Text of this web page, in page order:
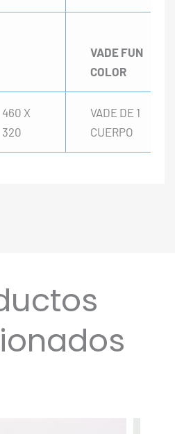
VADE FUN
COLOR
460 X
320
VADE DE 1
CUERPO